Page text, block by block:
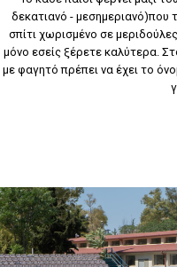
δεκατιανό - μεσημεριανό)που
σπίτι χωρισμένο σε
μόνο εσείς ξέρετε καλύτερα.
με φαγητό πρέπει να έχει το